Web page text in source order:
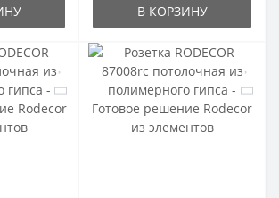
В КОРЗИНУ